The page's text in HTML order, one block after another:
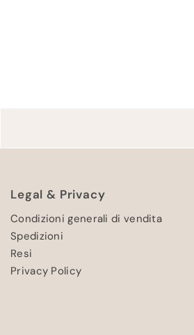
Legal & Privacy
Condizioni generali di vendita
Spedizioni
Resi
Privacy Policy